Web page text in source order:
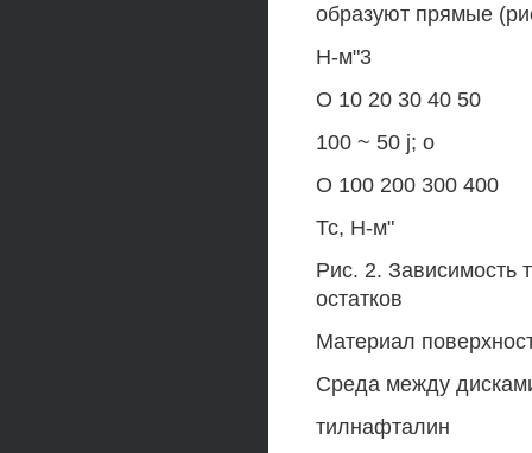
образуют прямые
Н-м"3
О 10 20 30 40 50
100 ~ 50 j; о
О 100 200 300 400
Тс, Н-м"
Рис. 2. Зависимость
остатков
Материал
Среда между
тилнафталин